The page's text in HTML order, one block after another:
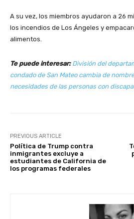
A su vez, los miembros ayudaron a 26
los incendios de Los Ángeles y
alimentos.
Te puede interesar: División del
condado de San Mateo cambia de
necesidades de las personas con
PREVIOUS ARTICLE
Política de Trump contra
inmigrantes excluye a
estudiantes de California de
los programas federales